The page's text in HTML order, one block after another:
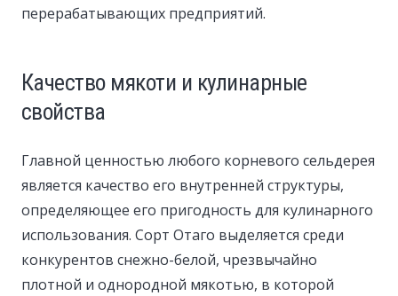
перерабатывающих предприятий.
Качество мякоти и кулинарные
свойства
Главной ценностью любого корневого сельдерея
является качество его внутренней структуры,
определяющее его пригодность для кулинарного
использования. Сорт Отаго выделяется среди
конкурентов снежно-белой, чрезвычайно
плотной и однородной мякотью, в которой